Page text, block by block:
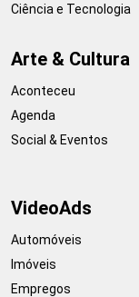
Ciência e Tecnologia
Arte & Cultura
Aconteceu
Agenda
Social & Eventos
VideoAds
Automóveis
Imóveis
Empregos